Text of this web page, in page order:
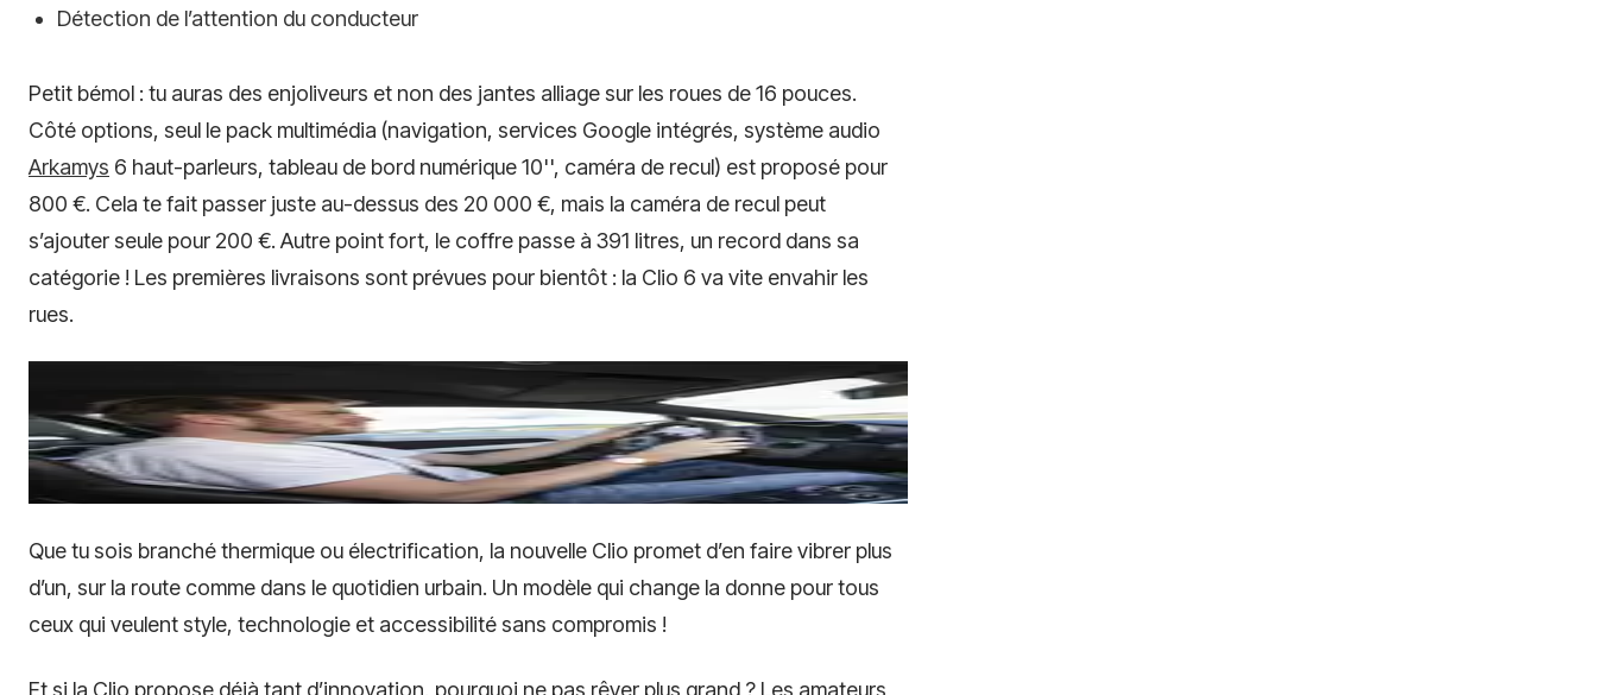
Détection de l’attention du conducteur
Petit bémol : tu auras des enjoliveurs et non des jantes alliage sur les roues de 16 pouces.
Côté options, seul le pack multimédia (navigation, services Google intégrés, système audio
Arkamys 6 haut-parleurs, tableau de bord numérique 10'', caméra de recul) est proposé pour
800 €. Cela te fait passer juste au-dessus des 20 000 €, mais la caméra de recul peut
s’ajouter seule pour 200 €. Autre point fort, le coffre passe à 391 litres, un record dans sa
catégorie ! Les premières livraisons sont prévues pour bientôt : la Clio 6 va vite envahir les
rues.
Que tu sois branché thermique ou électrification, la nouvelle Clio promet d’en faire vibrer plus
d’un, sur la route comme dans le quotidien urbain. Un modèle qui change la donne pour tous
ceux qui veulent style, technologie et accessibilité sans compromis !
Et si la Clio propose déjà tant d’innovation, pourquoi ne pas rêver plus grand ? Les amateurs